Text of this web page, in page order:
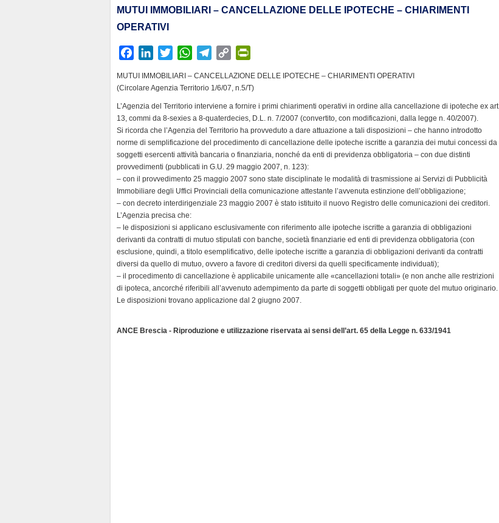
MUTUI IMMOBILIARI – CANCELLAZIONE DELLE IPOTECHE – CHIARIMENTI
OPERATIVI
c
b
o
k
n
e
d
I
n
i
t
r
W
a
s
p
p
l
g
r
a
m
C
p
L
i
n
k
i
t
r
i
e
n
y
MUTUI IMMOBILIARI – CANCELLAZIONE DELLE IPOTECHE – CHIARIMENTI OPERATIVI
(Circolare Agenzia Territorio 1/6/07, n.5/T)
L’Agenzia del Territorio interviene a fornire i primi chiarimenti operativi in ordine alla cancellazione di ipoteche ex art.
13, commi da 8-sexies a 8-­quaterdecies, D.L. n. 7/2007 (convertito, con modificazioni, dalla legge n. 40/2007).
Si ricorda che l’Agenzia del Territorio ha provveduto a dare attuazione a tali disposizioni – che hanno introdotto
norme di semplificazione del procedimento di cancellazione delle ipoteche iscritte a garanzia dei mutui concessi da
soggetti esercenti attività bancaria o finanziaria, nonché da enti di previdenza obbligatoria – con due distinti
provvedimenti (pubblicati in G.U. 29 maggio 2007, n. 123):
– con il provvedimento 25 maggio 2007 sono state disciplinate le modalità di trasmissione ai Servizi di Pubblicità
Immobiliare degli Uffici Provinciali della comunicazione attestante l’avvenuta estinzione dell’obbligazione;
– con decreto interdirigenziale 23 maggio 2007 è stato istituito il nuovo Registro delle comunicazioni dei creditori.
L’Agenzia precisa che:
– le disposizioni si applicano esclusivamente con riferimento alle ipoteche iscritte a garanzia di obbligazioni
derivanti da contratti di mutuo stipulati con banche, società finanziarie ed enti di previdenza obbligatoria (con
esclusione, quindi, a titolo esemplificativo, delle ipoteche iscritte a garanzia di obbligazioni derivanti da contratti
diversi da quello di mutuo, ovvero a favore di creditori diversi da quelli specificamente individuati);
– il procedimento di cancellazione è applicabile unicamente alle «cancellazioni totali» (e non anche alle restrizioni
di ipoteca, ancorché riferibili all’avvenuto adempimento da parte di soggetti obbligati per quote del mutuo originario.
Le disposizioni trovano applicazione dal 2 giugno 2007.
ANCE Brescia - Riproduzione e utilizzazione riservata ai sensi dell’art. 65 della Legge n. 633/1941